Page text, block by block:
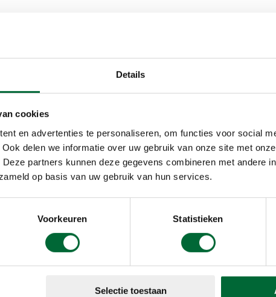
Details
cookies
en advertenties te personaliseren, om functies voor social
delen we informatie over uw gebruik van onze site met
partners kunnen deze gegevens combineren met andere
op basis van uw gebruik van hun services.
Voorkeuren Statistieken
Selectie toestaan